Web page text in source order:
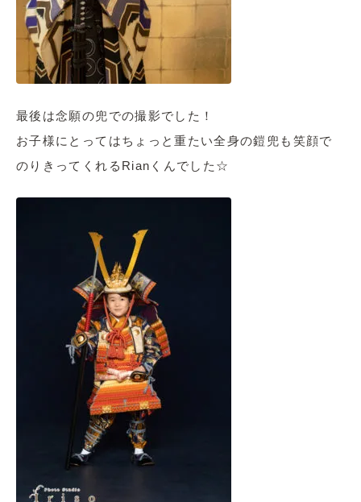
最後は念願の兜での撮影でした！
お子様にとってはちょっと重たい全身の鎧兜も笑顔で
のりきってくれるRianくんでした☆